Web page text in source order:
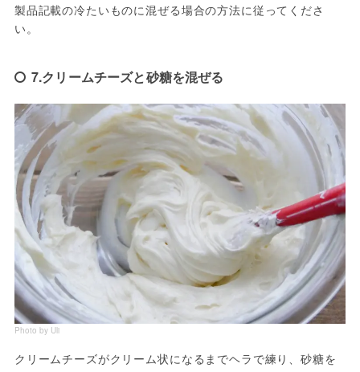
製品記載の冷たいものに混ぜる場合の方法に従ってくださ
い。
7.クリームチーズと砂糖を混ぜる
Photo by Uli
クリームチーズがクリーム状になるまでヘラで練り、砂糖を